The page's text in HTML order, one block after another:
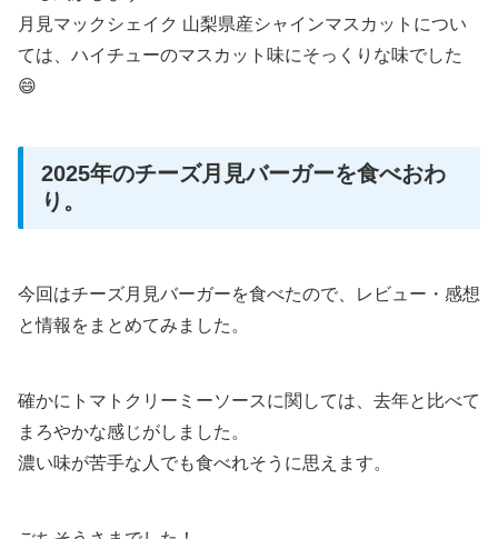
月見マックシェイク 山梨県産シャインマスカットについ
ては、ハイチューのマスカット味にそっくりな味でした
😄
2025年のチーズ月見バーガーを食べおわ
り。
今回はチーズ月見バーガーを食べたので、レビュー・感想
と情報をまとめてみました。
確かにトマトクリーミーソースに関しては、去年と比べて
まろやかな感じがしました。
濃い味が苦手な人でも食べれそうに思えます。